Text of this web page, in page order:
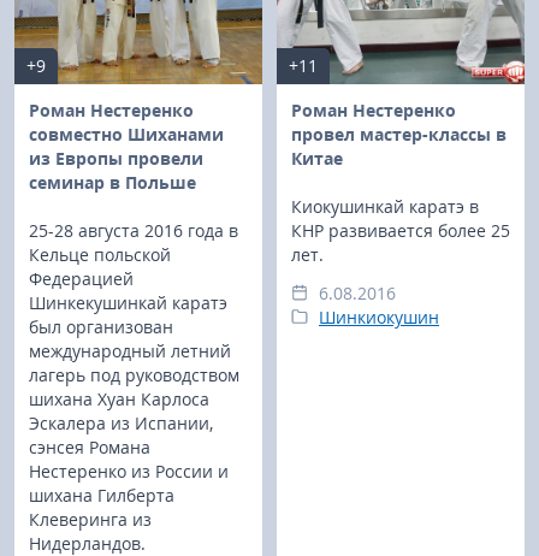
+9
Роман Нестеренко
совместно Шиханами
из Европы провели
семинар в Польше
25-28 августа 2016 года в
Кельце польской
Федерацией
Шинкекушинкай каратэ
был организован
международный летний
лагерь под руководством
шихана Хуан Карлоса
Эскалера из Испании,
сэнсея Романа
Нестеренко из России и
шихана Гилберта
Клеверинга из
Нидерландов.
+11
Роман Нестеренко
провел мастер-классы в
Китае
Киокушинкай каратэ в
КНР развивается более 25
лет.
6.08.2016
Шинкиокушин